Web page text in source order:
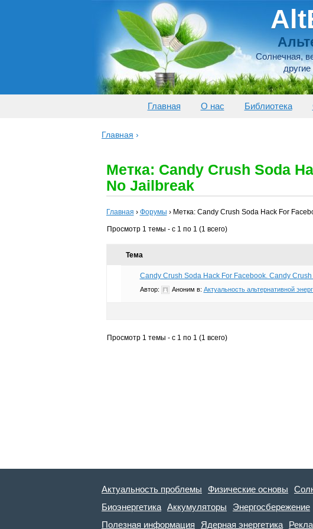
Солнечная,
Главная О нас Библиотека
Главная ›
Метка: Candy Crush Soda
No Jailbreak
Главная › Форумы › Метка: Candy Crush Soda Hack For
Просмотр 1 темы - с 1 по 1 (1 всего)
Тема
Candy Crush Soda Hack For Facebook. Candy
Автор: Аноним в: Актуальность альтернативной
Просмотр 1 темы - с 1 по 1 (1 всего)
Актуальность проблемы Физические основы
Биоэнергетика Аккумуляторы Энергосбережение
Полезная информация
Ядерная энергетика